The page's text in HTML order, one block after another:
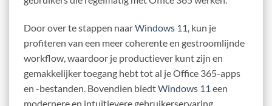
Door over te stappen naarWindows 11, kun je
profiteren van een meer coherente en gestroomlijnde
workflow, waardoor je productiever kunt zijn en
gemakkelijker toegang hebt tot al je Office 365-apps
en -bestanden. Bovendien biedtWindows 11 een
modernere en intuïtievere gebruikerservaring,